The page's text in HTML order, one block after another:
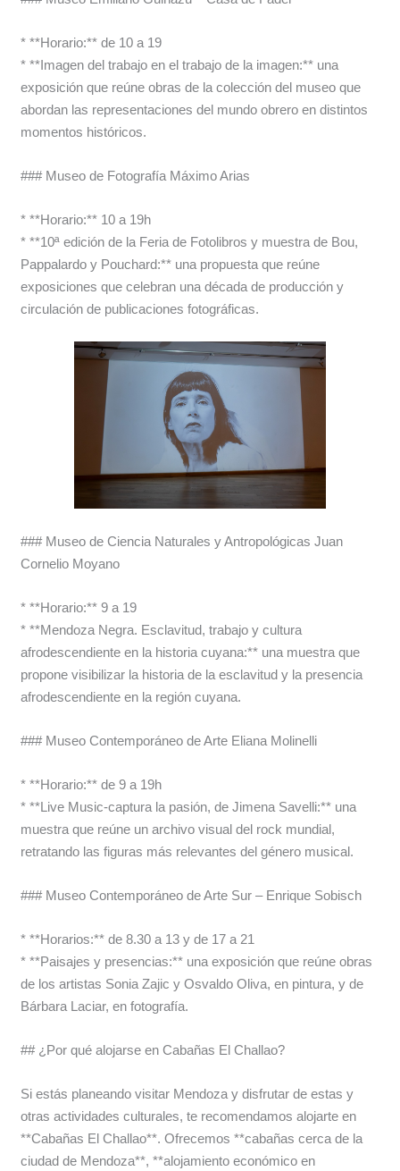
* **Horario:** de 10 a 19
* **Imagen del trabajo en el trabajo de la imagen:** una
exposición que reúne obras de la colección del museo que
abordan las representaciones del mundo obrero en distintos
momentos históricos.
### Museo de Fotografía Máximo Arias
* **Horario:** 10 a 19h
* **10ª edición de la Feria de Fotolibros y muestra de Bou,
Pappalardo y Pouchard:** una propuesta que reúne
exposiciones que celebran una década de producción y
circulación de publicaciones fotográficas.
### Museo de Ciencia Naturales y Antropológicas Juan
Cornelio Moyano
* **Horario:** 9 a 19
* **Mendoza Negra. Esclavitud, trabajo y cultura
afrodescendiente en la historia cuyana:** una muestra que
propone visibilizar la historia de la esclavitud y la presencia
afrodescendiente en la región cuyana.
### Museo Contemporáneo de Arte Eliana Molinelli
* **Horario:** de 9 a 19h
* **Live Music-captura la pasión, de Jimena Savelli:** una
muestra que reúne un archivo visual del rock mundial,
retratando las figuras más relevantes del género musical.
### Museo Contemporáneo de Arte Sur – Enrique Sobisch
* **Horarios:** de 8.30 a 13 y de 17 a 21
* **Paisajes y presencias:** una exposición que reúne obras
de los artistas Sonia Zajic y Osvaldo Oliva, en pintura, y de
Bárbara Laciar, en fotografía.
## ¿Por qué alojarse en Cabañas El Challao?
Si estás planeando visitar Mendoza y disfrutar de estas y
otras actividades culturales, te recomendamos alojarte en
**Cabañas El Challao**. Ofrecemos **cabañas cerca de la
ciudad de Mendoza**, **alojamiento económico en